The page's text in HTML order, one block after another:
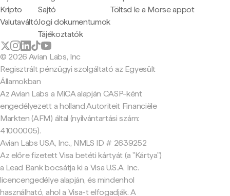
Kripto
Valutaváltó
Sajtó
Jogi dokumentumok
Tájékoztatók
Töltsd le a Morse appot
© 2026 Avian Labs, Inc
Regisztrált pénzügyi szolgáltató az Egyesült
Államokban
Az Avian Labs a MiCA alapján CASP-ként
engedélyezett a holland Autoriteit Financiële
Markten (AFM) által (nyilvántartási szám:
41000005).
Avian Labs USA, Inc., NMLS ID # 2639252
Az előre fizetett Visa betéti kártyát (a "Kártya")
a Lead Bank bocsátja ki a Visa U.S.A. Inc.
licencengedélye alapján, és mindenhol
használható, ahol a Visa-t elfogadják. A